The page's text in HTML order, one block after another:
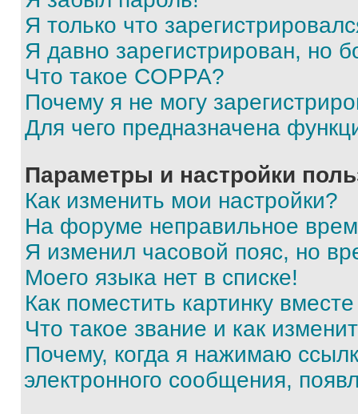
Я только что
Я давно зарегистрирован, но
Что такое COPPA?
Почему я не могу
Для чего предназначена
Параметры и настройки
Как изменить мои настройки?
На форуме неправильное
Я изменил часовой пояс, но
Моего языка нет в списке!
Как поместить картинку
Что такое звание и как
Почему, когда я нажимаю
электронного сообщения,